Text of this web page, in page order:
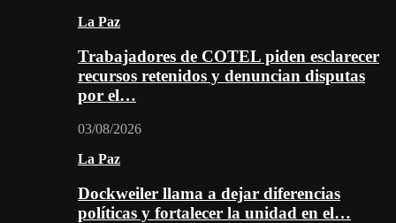
La Paz
Trabajadores de COTEL piden esclarecer
recursos retenidos y denuncian disputas
por el…
03/08/2026
La Paz
Dockweiler llama a dejar diferencias
políticas y fortalecer la unidad en el…